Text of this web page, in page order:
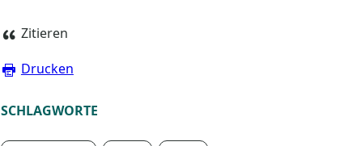
Zitieren
Drucken
SCHLAGWORTE